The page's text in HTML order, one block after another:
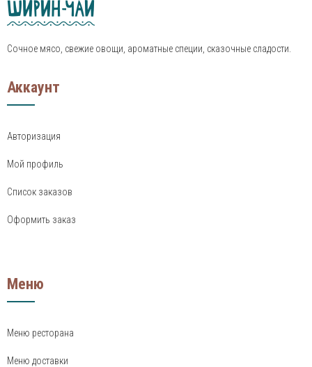
Сочное мясо, свежие овощи, ароматные специи, сказочные сладости.
Аккаунт
Авторизация
Мой профиль
Список заказов
Оформить заказ
Меню
Меню ресторана
Меню доставки